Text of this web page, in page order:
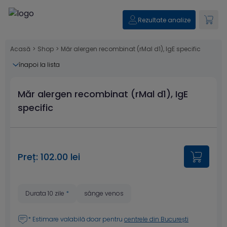
Rezultate analize
Acasă > Shop > Măr alergen recombinat (rMal d1), IgE specific
înapoi la lista
Măr alergen recombinat (rMal d1), IgE
specific
Preț: 102.00 lei
Durata 10 zile * sânge venos
* Estimare valabilă doar pentru centrele din București